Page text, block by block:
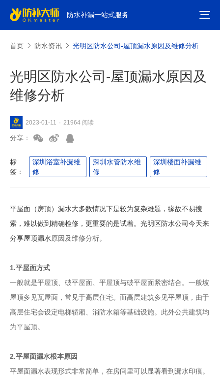
防水补漏一站式服务
首页 防水资讯 光明区防水公司-屋顶漏水原因及维修分析
光明区防水公司-屋顶漏水原因及
维修分析
2023-01-11 · 21964 阅读
分享：
标
签：
深圳浴室补漏维
修
深圳水管防水维
修
深圳楼面补漏维
修
平屋面（房顶）漏水大多数情况下是较为复杂难题，缘故不易搜
索，难以做到精确检修，更重要的是试着。光明区防水公司今天来
分享屋顶漏水原因及维修分析。
1.平屋面方式
一般就是平屋顶、破平屋面、平屋顶与破平屋面紧密结合。一般坡
屋顶多见瓦屋面，常见于高层住宅。而高层建筑多见平屋顶，由于
高层住宅会设定电梯轿厢、消防水箱等基础设施。此外公共建筑均
为平屋顶。
2.平屋面漏水根本原因
平屋面漏水表现形式非常简单，在房间里可以显著看到漏水印痕。